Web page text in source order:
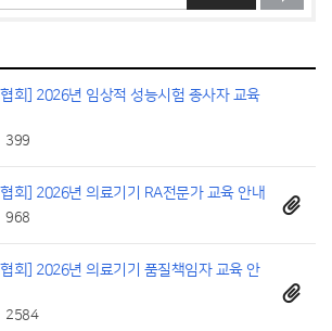
회] 2026년 임상적 성능시험 종사자 교육
399
회] 2026년 의료기기 RA전문가 교육 안내
968
회] 2026년 의료기기 품질책임자 교육 안
2584